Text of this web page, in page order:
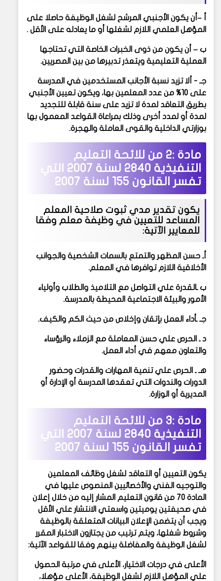
أ –أن يكون الأجنبي المرشح لشغل الوظيفة حاصلا على
المؤهل العلمي اللازم لشغلها أو ما يعادله على الأقل .
ب – أن يكون من ذوى الخبرات الخاصة التي تحتاجها
العملية التعليمية ويتعذر تدبيرها من بين المصريين.
جـ - ألا تزيد نسبة الأجانب المستخدمين في المدرسة
على 10% من عدد المعلمين بها، ويكون تعيين الأجنبي
بطريق التعاقد لمدة لا تزيد على سنة قابلة للتجديد
لمدة أو لمدد أخرى وذلك بمراعاة القواعد المعمول بها
بوزارتي الداخلية والقوى العاملة والهجرة.
مادة :2 من
للائحة التعليم
التنفيذية 2840 لسنة 2007 التي
تفسر القانون 155 لسنة 2007
يكون تقدير مدي ثبوت صلاحية المعلم
المساعد للتعيين في وظيفة معلم وفقا
للمعايير الآتية:
أـ حسن المظهر والتمتع بالسمات الشخصية والجوانب
الأخلاقية اللازم توافرها في المعلم.
ب ـالقدرة علي التواصل مع التلاميذ والطلاب وأولياء
الأمور والبيئة الاجتماعية المحيطة بالمدرسة.
جـ ـأداء العمل بإتقان وإخلاص من حيث الكم والكيف.
د ـ الحرص علي حسن المعاملة مع الزملاء والرؤساء
والتعاون معهم في أداء العمل.
هـ ـ الحرص علي تنمية المهارات والقدرات وحضور
الدورات والندوات التي تعقدها المدرسة أو الإدارة أو
المديرية أو الوزارة.
مادة :3 من
للائحة التعليم
التنفيذية 2840 لسنة 2007 التي
تفسر القانون 155 لسنة 2007
يكون التعيين أو التعاقد لشغل وظائف المعلمين
والتوجيه الفني والأخصائيين المنصوص عليها في
المادة 70 من قانون التعليم المشار إليه من خلال إعلان
في صحيفتين يوميتين واسعتي الانتشار علي الأقل
ويجب أن يتضمن الإعلان البيانات المتعلقة بالوظيفة
وشروط شغلها، ويتم ترتيب من يجتازون الاختبار المقرر
لشغل الوظيفة والمفاضلة بينهم وفقا للقواعد الآتية:
الأعلى في درجات الاختيار، الأعلى في مرتبة الحصول
علي المؤهل اللازم لشغل الوظيفة، الأعلى مؤهلا،